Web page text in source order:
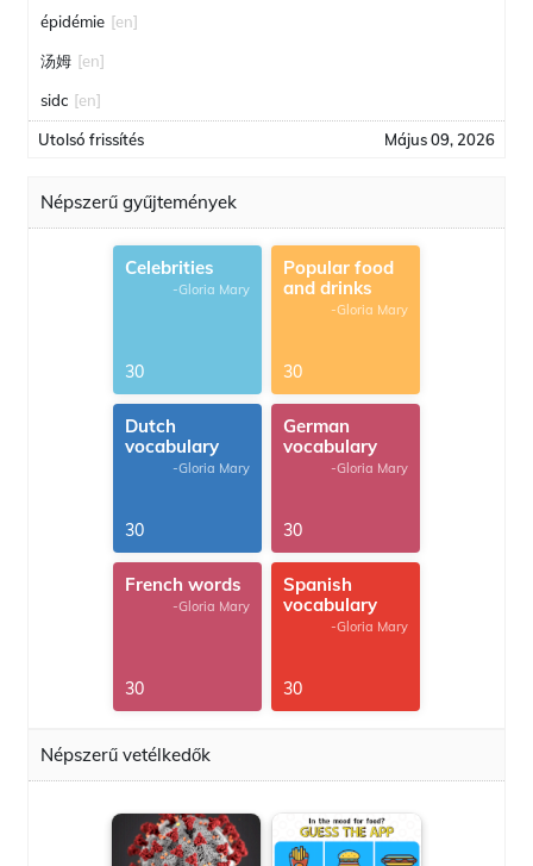
épidémie [en]
汤姆 [en]
sidc [en]
Utolsó frissítés Május 09, 2026
Népszerű gyűjtemények
Celebrities
-Gloria Mary
30
Popular food
and drinks
-Gloria Mary
30
Dutch
vocabulary
-Gloria Mary
30
German
vocabulary
-Gloria Mary
30
French words
-Gloria Mary
30
Spanish
vocabulary
-Gloria Mary
30
Népszerű vetélkedők